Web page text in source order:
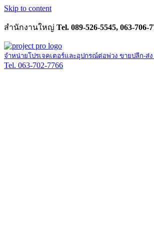
Skip to content
สำนักงานใหญ่ Tel. 089-526-5545, 063-706-
จำหน่ายโปรเจคเตอร์และอุปกรณ์ต่อพ่วง ขายปลีก-ส่
Tel. 063-702-7766